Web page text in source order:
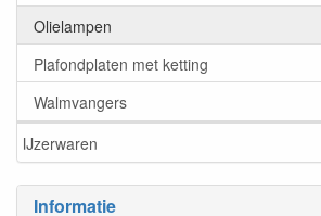
Olielampen
Plafondplaten met ketting
Walmvangers
IJzerwaren
Informatie